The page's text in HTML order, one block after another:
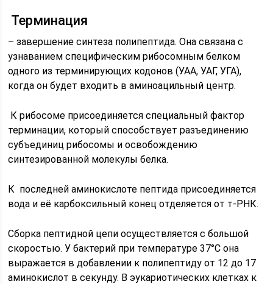
Терминация
– завершение синтеза полипептида. Она связана с
узнаванием специфическим рибосомным белком
одного из терминирующих кодонов (УАА, УАГ, УГА),
когда он будет входить в аминоацильный центр.
К рибосоме присоединяется специальный фактор
терминации, который способствует разъединению
субъединиц рибосомы и освобождению
синтезированной молекулы белка.
К последней аминокислоте пептида присоединяется
вода и её карбоксильный конец отделяется от т-РНК.
Сборка пептидной цепи осуществляется с большой
скоростью. У бактерий при температуре 37°С она
выражается в добавлении к полипептиду от 12 до 17
аминокислот в секунду. В эукариотических клетках к